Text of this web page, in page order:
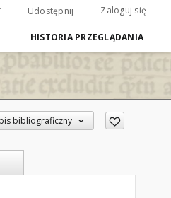
Udostępnij Zaloguj się
HISTORIA PRZEGLĄDANIA
bibliograficzny